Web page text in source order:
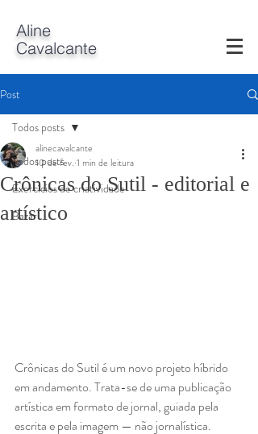
Aline
Cavalcante
Post
Todos posts
Exercícios de criatividade
Bazar
Todos posts
Crônicas do Sutil - editorial e
artístico
alinecavalcante
10 de fev. 1 min de leitura
Crônicas do Sutil é um novo projeto híbrido
em andamento. Trata-se de uma publicação
artística em formato de jornal, guiada pela
escrita e pela imagem — não jornalística.